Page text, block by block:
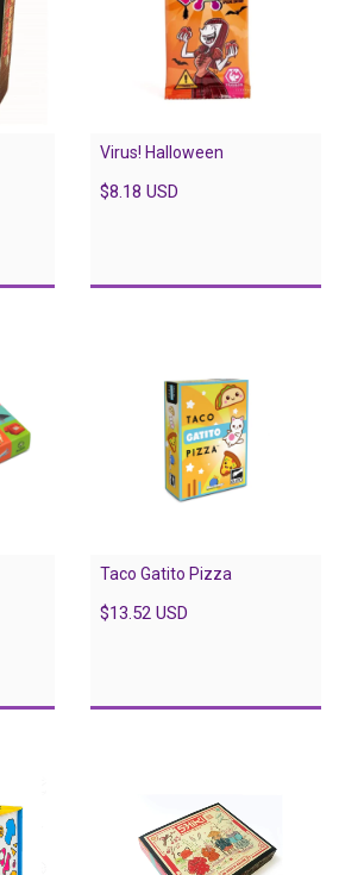
Virus! Halloween
$8.18 USD
Taco Gatito Pizza
$13.52 USD